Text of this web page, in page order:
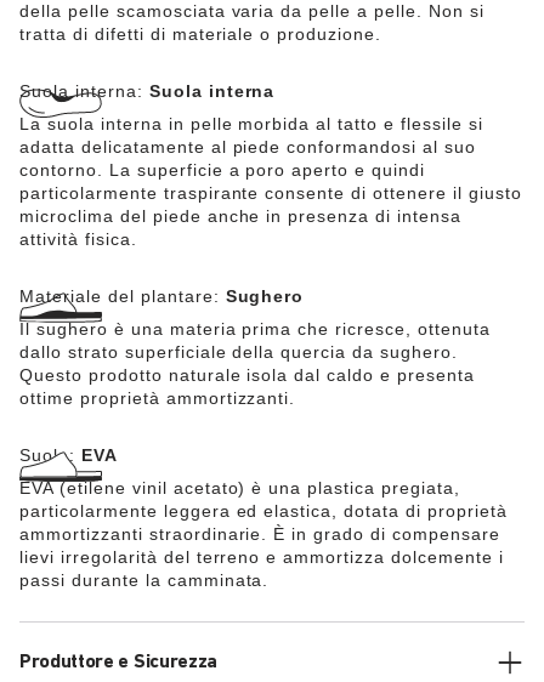
della pelle scamosciata varia da pelle a pelle. Non si
tratta di difetti di materiale o produzione.
Suola interna: Suola interna
La suola interna in pelle morbida al tatto e flessile si
adatta delicatamente al piede conformandosi al suo
contorno. La superficie a poro aperto e quindi
particolarmente traspirante consente di ottenere il giusto
microclima del piede anche in presenza di intensa
attività fisica.
Materiale del plantare: Sughero
Il sughero è una materia prima che ricresce, ottenuta
dallo strato superficiale della quercia da sughero.
Questo prodotto naturale isola dal caldo e presenta
ottime proprietà ammortizzanti.
Suola: EVA
EVA (etilene vinil acetato) è una plastica pregiata,
particolarmente leggera ed elastica, dotata di proprietà
ammortizzanti straordinarie. È in grado di compensare
lievi irregolarità del terreno e ammortizza dolcemente i
passi durante la camminata.
Produttore e Sicurezza